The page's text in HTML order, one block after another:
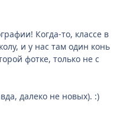
Когда-то, классе в
и у нас там один конь
фотке, только не с
далеко не новых). :)